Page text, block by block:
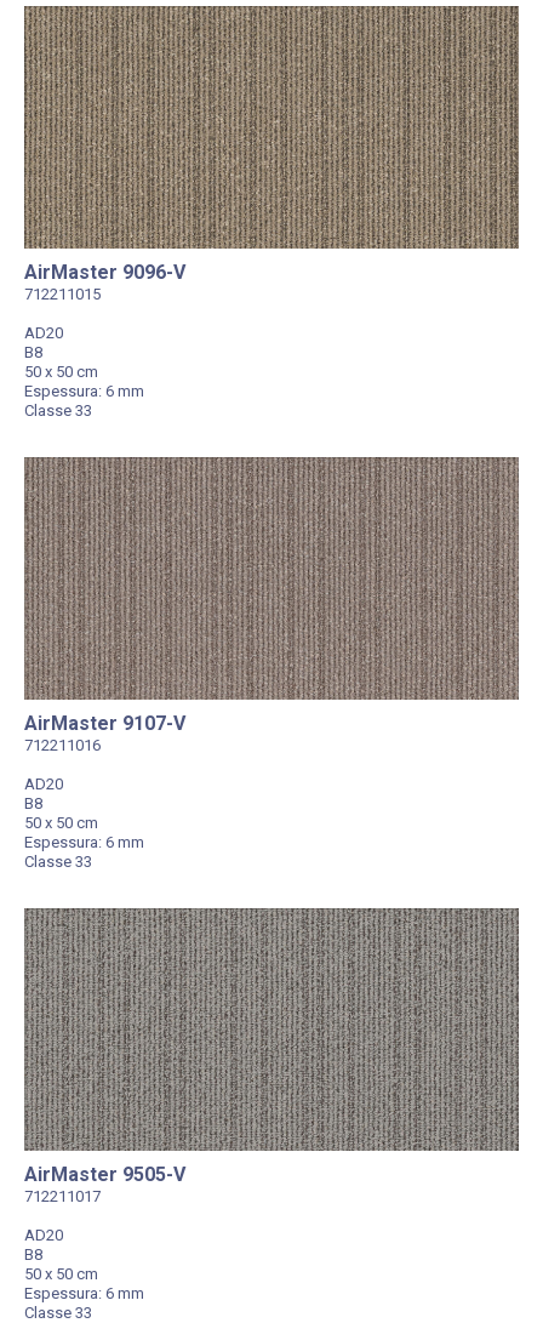
AirMaster 9096-V
712211015
AD20
B8
50 x 50 cm
Espessura: 6 mm
Classe 33
AirMaster 9107-V
712211016
AD20
B8
50 x 50 cm
Espessura: 6 mm
Classe 33
AirMaster 9505-V
712211017
AD20
B8
50 x 50 cm
Espessura: 6 mm
Classe 33